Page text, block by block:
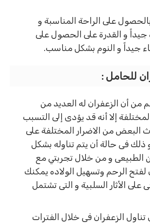
على الراحة المناسبة و
جيداً و القدرة على الحصول على
جيداً و النوم بشكل مناسب.
للحامل :
من أن الزعفران له العديد من
إلا أنه قد يؤدى إلى التسبب
البعض من الاضرار المختلفة على
فى حالة أن يتم تناوله بشكل
الطبيعى و من خلال تجربتي مع
لفتح الرحم وتسهيل الولاده يمكنك
على الأثار السلبية و التى تشتمل
الزعفران فى خلال الفترات